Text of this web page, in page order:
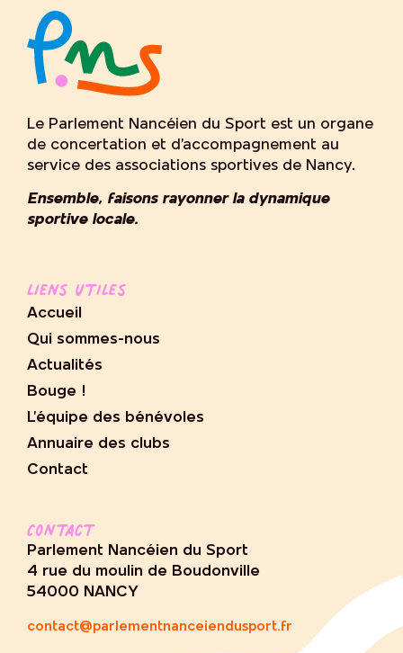
Le Parlement Nancéien du Sport est un organe
de concertation et d’accompagnement au
service des associations sportives de Nancy.
Ensemble, faisons rayonner la dynamique
sportive locale.
Liens utiles
Accueil
Qui sommes-nous
Actualités
Bouge !
L’équipe des bénévoles
Annuaire des clubs
Contact
Contact
Parlement Nancéien du Sport
4 rue du moulin de Boudonville
54000 NANCY
contact@parlementnanceiendusport.fr